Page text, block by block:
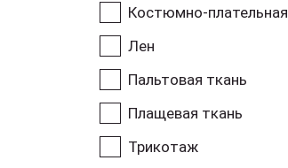
Костюмно-плательная
Лен
Пальтовая ткань
Плащевая ткань
Трикотаж